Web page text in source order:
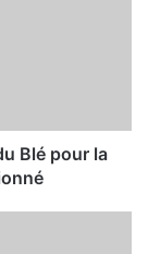
Blé pour la